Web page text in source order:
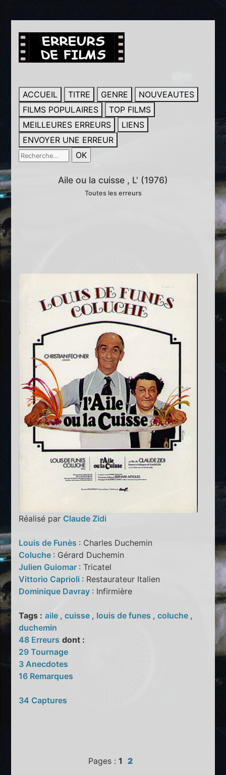
ACCUEIL TITRE GENRE
NOUVEAUTES
FILMS POPULAIRES
TOP FILMS
MEILLEURES ERREURS
LIENS
ENVOYER UNE ERREUR
Aile ou la cuisse , L' (1976)
Toutes les erreurs
Réalisé par Claude Zidi
Louis de Funès : Charles Duchemin
Coluche : Gérard Duchemin
Julien Guiomar : Tricatel
Vittorio Caprioli : Restaurateur Italien
Dominique Davray : Infirmière
Tags : aile ,cuisse , louis de funes ,coluche ,
duchemin
48 Erreurs dont :
29 Tournage
3 Anecdotes
16 Remarques
34 Captures
Pages : 1 2